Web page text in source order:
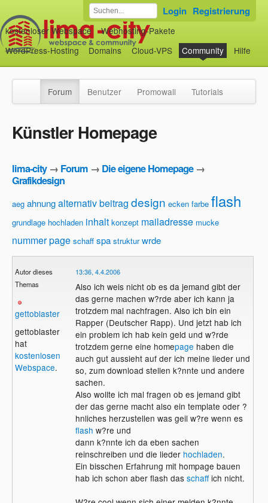
kostenloser Webspace
Webhosting-Pakete
WordPress-Hosting
Domains Cloud-VPS Community Hilfe
Login Registrierung
Forum Benutzer Promowall Tutorials
Künstler Homepage
lima-city→ Forum → Die eigene Homepage→
Grafikdesign
aeg ahnungalternativbeitrag design ecken farbe flash
grundlage hochladen inhalt konzept mailadresse mucke
nummerpage schaff spa struktur wrde
Autor dieses
Themas
gettoblaster
gettoblaster
hat
kostenlosen
Webspace.
13:36, 4.4.2006
Also ich weis nicht ob es da jemand gibt der
das gerne machen w?rde aber ich kann ja
trotzdem mal nachfragen. Also ich bin ein
Rapper (Deutscher Rapp). Und jetzt hab ich
ein problem ich hab kein geld und w?rde
trotzdem gerne eine homepage haben die
auch gut aussieht auf der ich meine lieder und
so, zum download stellen k?nnte und andere
sachen.
Also wollte ich mal fragen ob es jemand gibt
der das gerne macht also ein template oder ?
hnliches herzustellen was geil w?re wenn es
flash w?re und
dann k?nnte ich da eben sachen
reinschreiben und die lieder hochladen.
Ein bisschen Erfahrung mit hompage bauen
hab ich schon aber flash das schaffich nicht.